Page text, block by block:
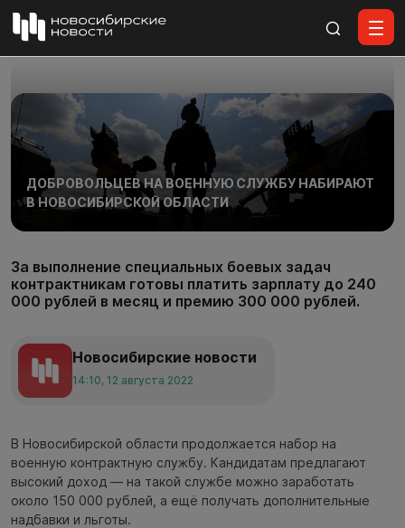
ДОБРОВОЛЬЦЕВ НА ВОЕННУЮ СЛУЖБУ НАБИРАЮТ
В НОВОСИБИРСКОЙ ОБЛАСТИ
За выполнение специальных боевых задач
контрактникам готовы платить зарплату до 240
000 рублей в месяц и премию 300 000 рублей.
Новосибирские новости
14:10, 12 августа 2022
В Новосибирской области продолжается набор на
военную контрактную службу. Кандидатам предлагают
высокий доход — на такой службе можно заработать
около 150 000 рублей, а ещё получать дополнительные
надбавки и льготы.